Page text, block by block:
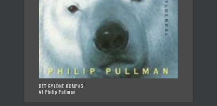
DET GYLDNE KOMPAS
Af Philip Pullman